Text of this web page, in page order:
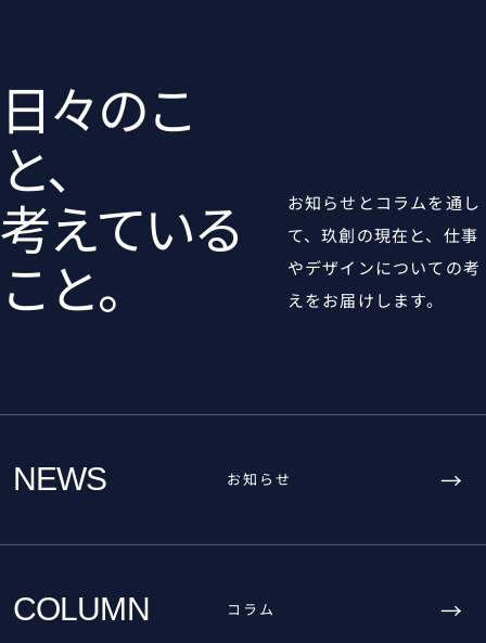
日々のこ
と、
考えている
こと。
お知らせとコラムを通し
て、玖創の現在と、仕事
やデザインについての考
えをお届けします。
NEWS お知らせ →
COLUMN コラム →